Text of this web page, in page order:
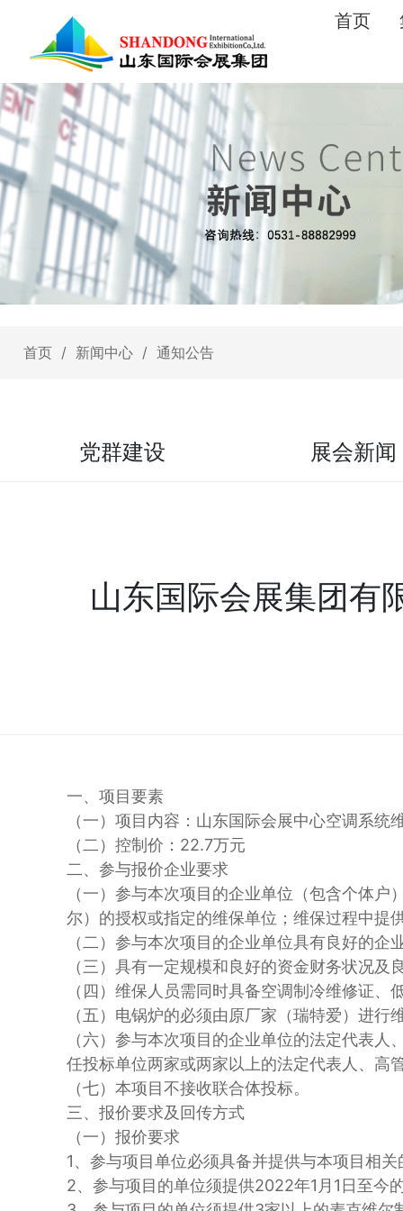
首页
首页 / 新闻中心 / 通知公告
党群建设 展会新闻
山东国际会展集团有
一、项目要素
（一）项目内容：山东国际会展中心空调系统
（二）控制价：22.7万元
二、参与报价企业要求
（一）参与本次项目的企业单位（包含个体
尔）的授权或指定的维保单位；维保过程中提
（二）参与本次项目的企业单位具有良好的
（三）具有一定规模和良好的资金财务状况及
（四）维保人员需同时具备空调制冷维修证、
（五）电锅炉的必须由原厂家（瑞特爱）进
（六）参与本次项目的企业单位的法定代表
任投标单位两家或两家以上的法定代表人、高
（七）本项目不接收联合体投标。
三、报价要求及回传方式
（一）报价要求
1、参与项目单位必须具备并提供与本项目相关
2、参与项目的单位须提供2022年1月1日至今